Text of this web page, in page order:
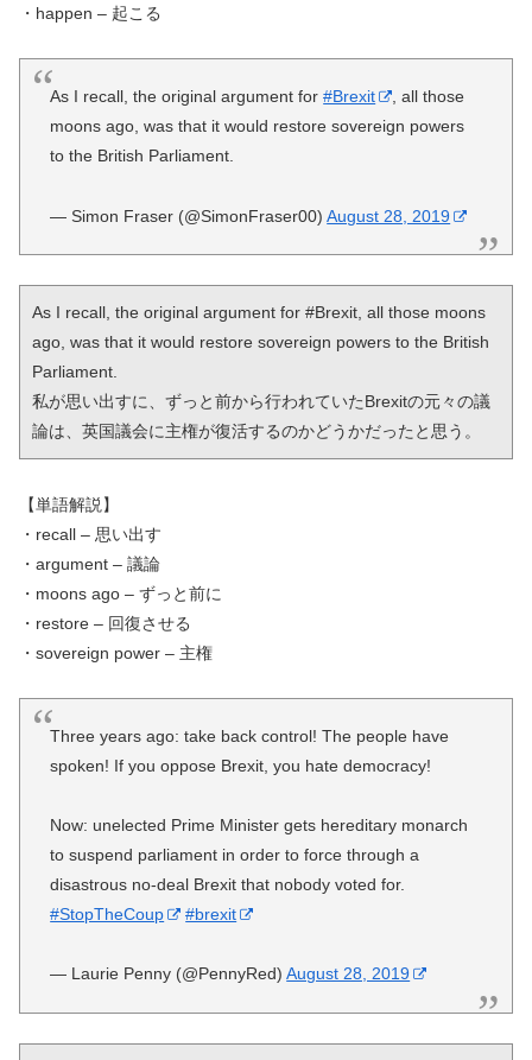
・happen – 起こる
As I recall, the original argument for#Brexit
, all those
moons ago, was that it would restore sovereign powers
to the British Parliament.
— Simon Fraser (@SimonFraser00)August 28, 2019
As I recall, the original argument for #Brexit, all those moons
ago, was that it would restore sovereign powers to the British
Parliament.
私が思い出すに、ずっと前から行われていたBrexitの元々の議
論は、英国議会に主権が復活するのかどうかだったと思う。
【単語解説】
・recall – 思い出す
・argument – 議論
・moons ago – ずっと前に
・restore – 回復させる
・sovereign power – 主権
Three years ago: take back control! The people have
spoken! If you oppose Brexit, you hate democracy!
Now: unelected Prime Minister gets hereditary monarch
to suspend parliament in order to force through a
disastrous no-deal Brexit that nobody voted for.
#StopTheCoup
#brexit
— Laurie Penny (@PennyRed)August 28, 2019